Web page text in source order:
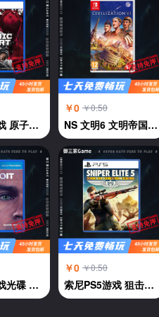
索尼PS5游戏 原子之心 ATOMIC HEART 中文
￥0 ￥0.50
NS 文明6 文明帝国6 中文
索尼PS4游戏光碟 PS4 底特律 变人 中文
￥0 ￥0.50
索尼PS5游戏 狙击精英5 中文